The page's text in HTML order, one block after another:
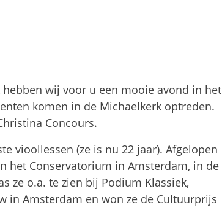
wij voor u een mooie avond in het
komen in de Michaelkerk optreden.
Concours.
vioollessen (ze is nu 22 jaar). Afgelopen
het Conservatorium in Amsterdam, in de
ze o.a. te zien bij Podium Klassiek,
in Amsterdam en won ze de Cultuurprijs